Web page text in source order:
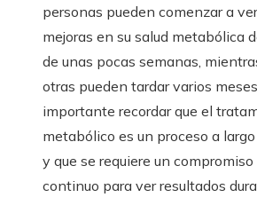
personas pueden comenzar a ver
mejoras en su salud metabólica
de unas pocas semanas,
otras pueden tardar varios
importante recordar que el
metabólico es un proceso a
y que se requiere un compromiso
continuo para ver resultados